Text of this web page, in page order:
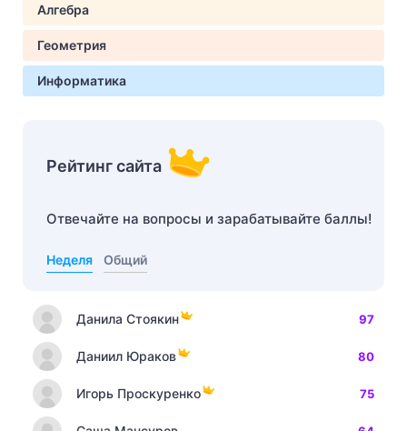
Алгебра
Геометрия
Информатика
Рейтинг сайта
Отвечайте на вопросы и зарабатывайте баллы!
Неделя Общий
Данила Стоякин 97
Даниил Юраков 80
Игорь Проскуренко 75